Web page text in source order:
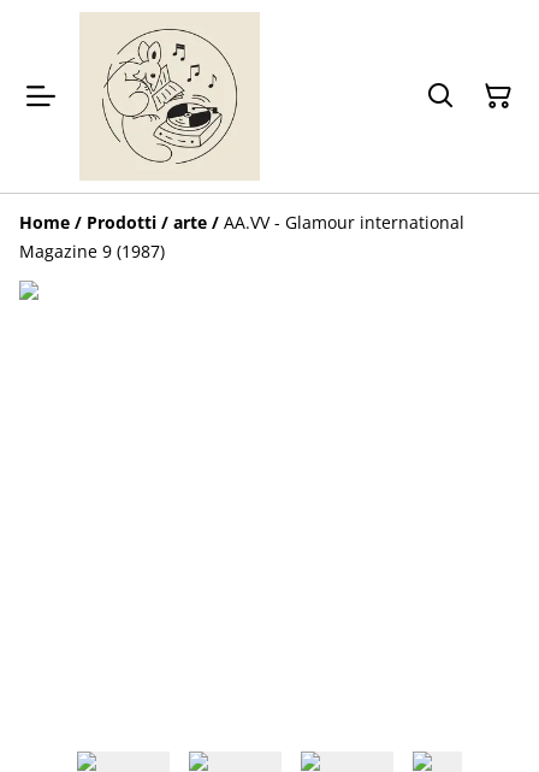
Home / Prodotti / arte / AA.VV - Glamour international
Magazine 9 (1987)